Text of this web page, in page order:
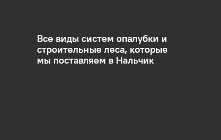
Все виды систем опалубки и
строительные леса, которые
мы поставляем в Нальчик